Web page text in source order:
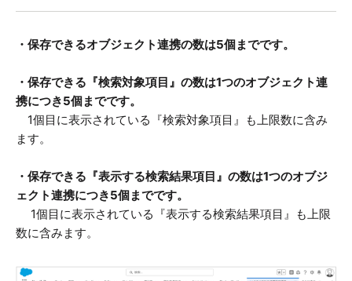
・保存できるオブジェクト連携の数は5個までです。
・保存できる 『検索対象項目 』 の数は1つのオブジェクト連
携につき5個までです。
1個目に表示されている『検索対象項目』も上限数に含み
ます。
・保存できる 『表示する検索結果項目 』 の数は1つのオブジ
ェクト連携につき5個までです。
1個目に表示されている『表示する検索結果項目』も上限
数に含みます。